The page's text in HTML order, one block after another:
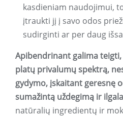
kasdieniam naudojimui,
įtraukti jį į savo odos
sudirginti ar per daug
Apibendrinant galima teigti,
platų privalumų spektrą,
gydymo, įskaitant geresnę
sumažintą uždegimą ir
natūralių ingredientų ir